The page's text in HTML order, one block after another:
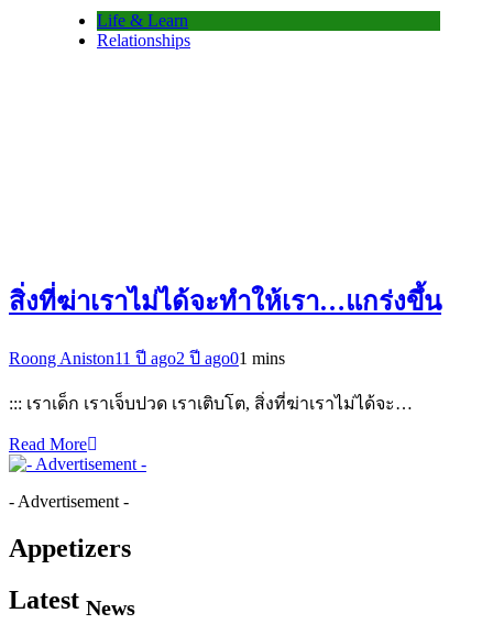
Life & Learn
Relationships
สิ่งที่ฆ่าเราไม่ได้จะทำให้เรา…แกร่งขึ้น
Roong Aniston11 ปี ago2 ปี ago01 mins
::: เราเด็ก เราเจ็บปวด เราเติบโต, สิ่งที่ฆ่าเราไม่ได้จะ…
Read More
- Advertisement -
Appetizers
Latest News